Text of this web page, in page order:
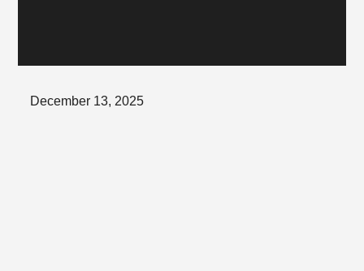
Posted
December 13, 2025